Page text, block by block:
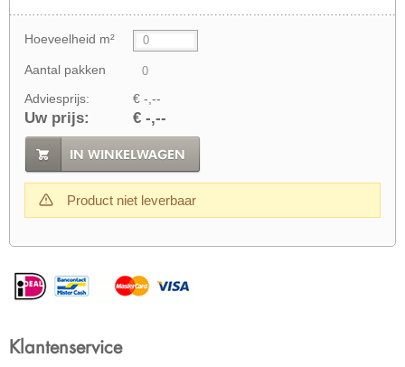
Hoeveelheid m²
Aantal pakken
Adviesprijs: € -,--
Uw prijs: € -,--
IN WINKELWAGEN
Product niet leverbaar
Klantenservice